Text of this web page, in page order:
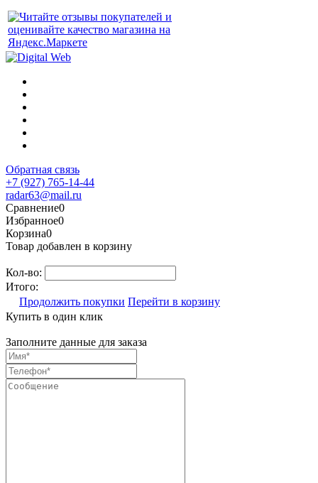
Обратная связь
+7 (927) 765-14-44
radar63@mail.ru
Сравнение0
Избранное0
Корзина0
Товар добавлен в корзину
Кол-во:
Итого:
Продолжить покупки Перейти в корзину
Купить в один клик
Заполните данные для заказа